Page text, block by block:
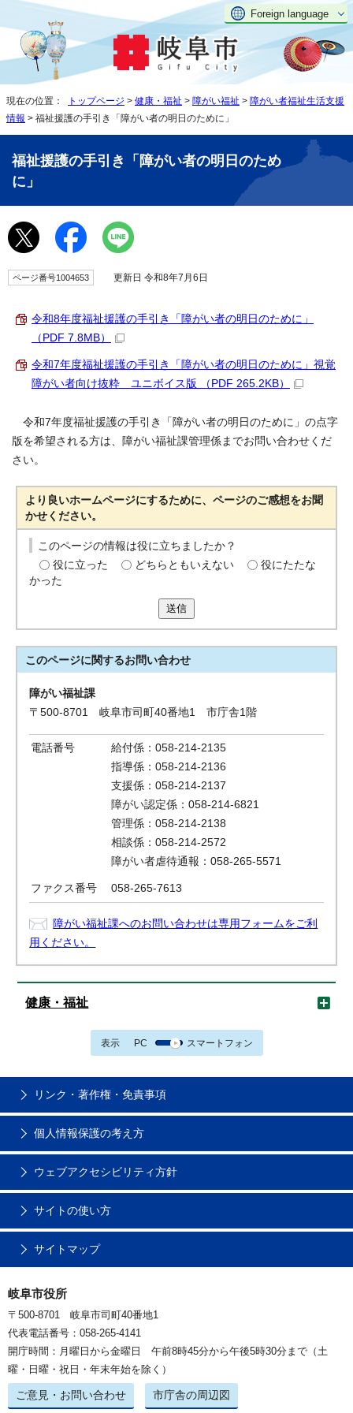
Foreign language
現在の位置： トップページ > 健康・福祉 > 障がい福祉 > 障がい者福祉生活支援
情報 > 福祉援護の手引き「障がい者の明日のために」
福祉援護の手引き「障がい者の明日のため
に」
ページ番号1004653 更新日 令和8年7月6日
令和8年度福祉援護の手引き「障がい者の明日のために」
（PDF 7.8MB）
令和7年度福祉援護の手引き「障がい者の明日のために」視覚
障がい者向け抜粋 ユニボイス版 （PDF 265.2KB）
令和7年度福祉援護の手引き「障がい者の明日のために」の点字
版を希望される方は、障がい福祉課管理係までお問い合わせくだ
さい。
より良いホームページにするために、ページのご感想をお聞
かせください。
このページの情報は役に立ちましたか？
役に立った
どちらともいえない
役にたたな
かった
送信
このページに関するお問い合わせ
障がい福祉課
〒500-8701 岐阜市司町40番地1 市庁舎1階
電話番号
給付係：058-214-2135
指導係：058-214-2136
支援係：058-214-2137
障がい認定係：058-214-6821
管理係：058-214-2138
相談係：058-214-2572
障がい者虐待通報：058-265-5571
ファクス番号 058-265-7613
障がい福祉課へのお問い合わせは専用フォームをご利
用ください。
健康・福祉
表示 PC スマートフォン
リンク・著作権・免責事項
個人情報保護の考え方
ウェブアクセシビリティ方針
サイトの使い方
サイトマップ
岐阜市役所
〒500-8701 岐阜市司町40番地1
代表電話番号：058-265-4141
開庁時間：月曜日から金曜日 午前8時45分から午後5時30分まで（土
曜・日曜・祝日・年末年始を除く）
ご意見・お問い合わせ 市庁舎の周辺図